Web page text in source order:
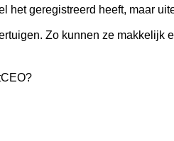
het geregistreerd heeft, maar
Zo kunnen ze makkelijk